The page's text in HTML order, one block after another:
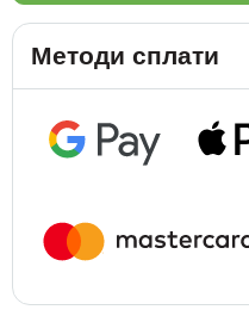
Методи сплати